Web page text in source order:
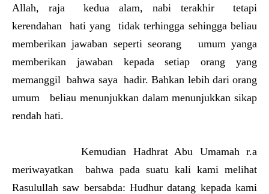
Allah, raja kedua alam, nabi terakhir tetapi
kerendahan hati yang tidak terhingga sehingga beliau
memberikan jawaban seperti seorang umum yanga
memberikan jawaban kepada setiap orang yang
memanggil bahwa saya hadir. Bahkan lebih dari orang
umum beliau menunjukkan dalam menunjukkan sikap
rendah hati.
Kemudian Hadhrat Abu Umamah r.a
meriwayatkan bahwa pada suatu kali kami melihat
Rasulullah saw bersabda: Hudhur datang kepada kami